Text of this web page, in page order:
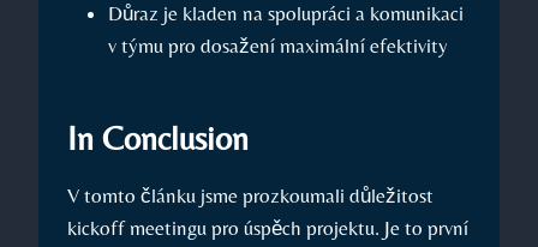
Důraz je kladen na spolupráci a komunikaci
v týmu pro dosažení maximální efektivity
In Conclusion
V tomto článku jsme prozkoumali důležitost
kickoff meetingu pro úspěch projektu. Je to první